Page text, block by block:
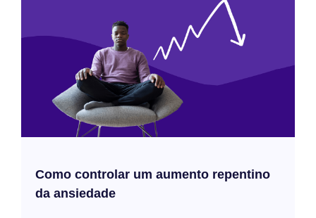
Como controlar um aumento repentino
da ansiedade